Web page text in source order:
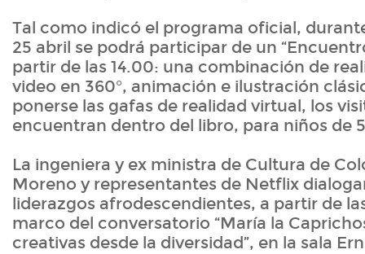
Tal como indicó el programa oficial,
25 abril se podrá participar de un
partir de las 14.00: una combinación de
video en 360°, animación e ilustración
ponerse las gafas de realidad virtual, los
encuentran dentro del libro, para niños de 5
La ingeniera y ex ministra de Cultura de
Moreno y representantes de Netflix
liderazgos afrodescendientes, a partir de
marco del conversatorio “María la
creativas desde la diversidad”, en la sala